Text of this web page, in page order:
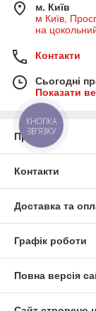
м. Київ
м Київ,
на
Контакти
Сьогодні
Показати
Про нас
Контакти
Доставка та
Графік роботи
Повна версія
КНОПКА
ЗВ'ЯЗКУ